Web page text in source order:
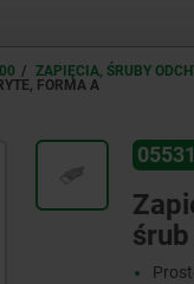
ZAPIĘCIA, ŚRUBY
FORMA A